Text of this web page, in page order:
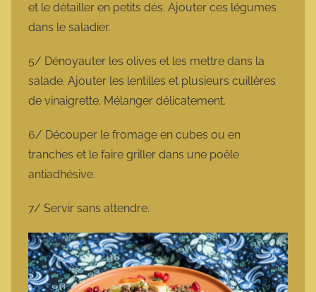
et le détailler en petits dés. Ajouter ces légumes
dans le saladier.
5/ Dénoyauter les olives et les mettre dans la
salade. Ajouter les lentilles et plusieurs cuillères
de vinaigrette. Mélanger délicatement.
6/ Découper le fromage en cubes ou en
tranches et le faire griller dans une poêle
antiadhésive.
7/ Servir sans attendre.